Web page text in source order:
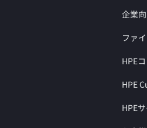
企業
ファ
HPE
HPE
HPE